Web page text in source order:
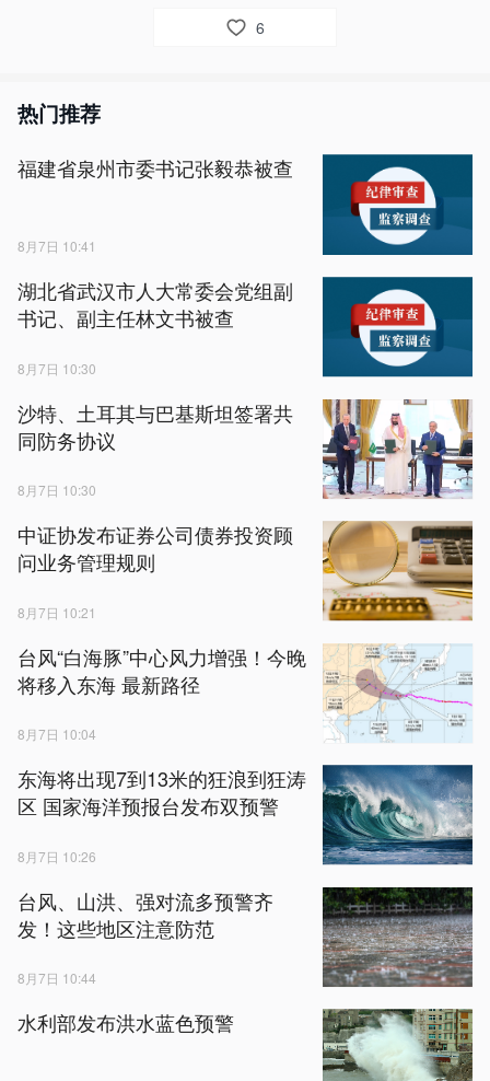
6
热门推荐
福建省泉州市委书记张毅恭被查
8月7日 10:41
湖北省武汉市人大常委会党组副
书记、副主任林文书被查
8月7日 10:30
沙特、土耳其与巴基斯坦签署共
同防务协议
8月7日 10:30
中证协发布证券公司债券投资顾
问业务管理规则
8月7日 10:21
台风“白海豚”中心风力增强！今晚
将移入东海 最新路径
8月7日 10:04
东海将出现7到13米的狂浪到狂涛
区 国家海洋预报台发布双预警
8月7日 10:26
台风、山洪、强对流多预警齐
发！这些地区注意防范
8月7日 10:44
水利部发布洪水蓝色预警